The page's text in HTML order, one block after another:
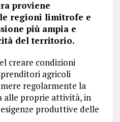
proviene
regioni limitrofe e
più ampia e
del territorio.
creare condizioni
agricoli
regolarmente la
alle proprie attività, in
produttive delle